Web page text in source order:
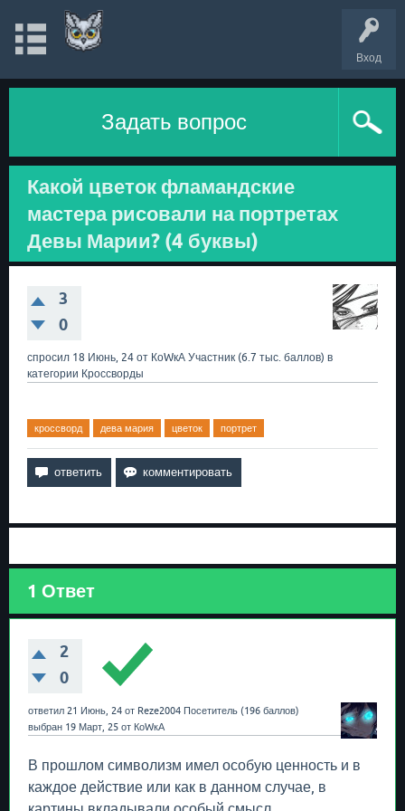
Вход
Задать вопрос
Какой цветок фламандские
мастера рисовали на портретах
Девы Марии? (4 буквы)
3
0
спросил 18 Июнь, 24 от КоWкА Участник (6.7 тыс. баллов) в
категории Кроссворды
кроссворд дева мария цветок портрет
1 Ответ
2
0
ответил 21 Июнь, 24 от Reze2004 Посетитель (196 баллов)
выбран 19 Март, 25 от КоWкА
В прошлом символизм имел особую ценность и в
каждое действие или как в данном случае, в